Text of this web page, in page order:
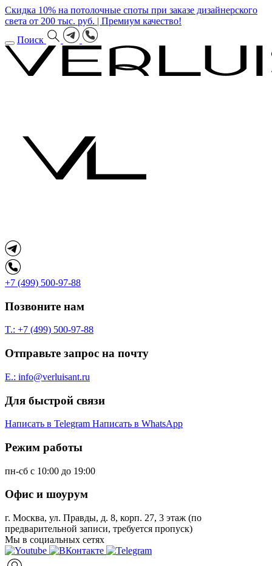
Скидка 10% на потолочные споты при заказе дизайнерского
света от 200 тыс. руб. | Премиум качество!
Поиск
+7 (499) 500-97-88
Позвоните нам
T.: +7 (499) 500-97-88
Отправьте запрос на почту
E.: info@verluisant.ru
Для быстрой связи
Написать в Telegram Написать в WhatsApp
Режим работы
пн-сб с 10:00 до 19:00
Офис и шоурум
г. Москва, ул. Правды, д. 8, корп. 27, 3 этаж (по
предварительной записи, требуется пропуск)
Мы в социальных сетях